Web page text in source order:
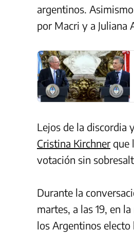
argentinos.
por Macri y a Juliana
Lejos de la discordia
Cristina Kirchnerque
votación sin
Durante la
martes, a las 19, en
los Argentinos